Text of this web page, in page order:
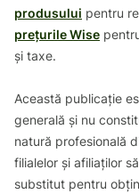
produsului pentru
prețurile Wise
și taxe.
Această publicație
generală și nu
natură profesională
filialelor și afiliaților
substitut pentru